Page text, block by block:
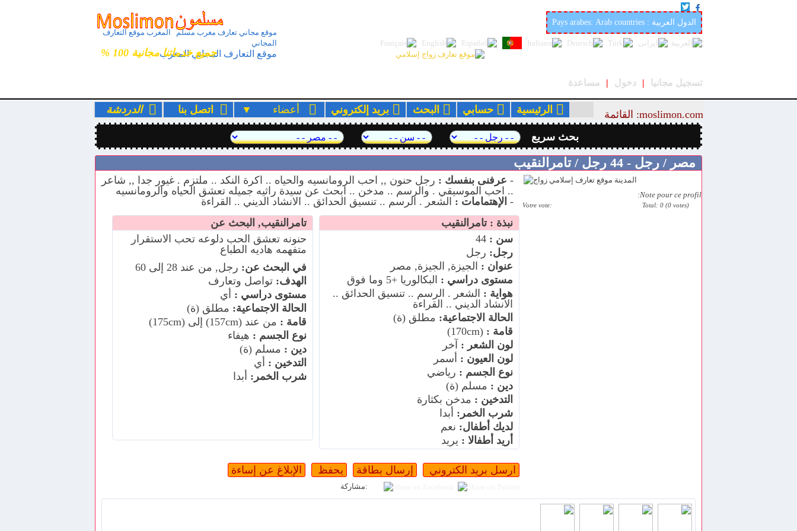
جميع خدماتنا مجانية 100 %
موقع مجاني تعارف مغرب مسلم المغرب موقع التعارف
المجاني
موقع التعارف المجاني المغرب
Pays arabes: Arab countries : الدول العربية
تسجيل مجانيا | دخول | مساعدة
moslimon.com: القائمة الرئيسية حسابي البحث بريد إلكتروني أعضاء اتصل بنا الدردشة
بحث سريع
مصر / رجل - 44 رجل / تامرالنقيب
Note pour ce profil:
Votre vote: Total: 0 (0 votes)
- عرفنى بنفسك : رجل حنون ,, احب الرومانسيه والحياه .. اكرة النكد .. ملتزم . غيور جدا ,, شاعر
.. احب الموسيقي . والرسم .. مدخن .. ابحث عن سيدة راثيه جميله تعشق الحياه والرومانسيه
- الإهتمامات : الشعر . الرسم .. تنسيق الحدائق .. الانشاد الديني .. القراءة
نبذة : تامرالنقيب
سن :
رجل: رجل
عنوان : الجيزة, الجيزة, مصر
مستوى دراسي : البكالوريا +5 وما فوق
هواية : الشعر . الرسم .. تنسيق الحدائق ..
الانشاد الديني .. القراءة
الحالة الاجتماعية: مطلق (ة)
قامة : (170cm)
لون الشعر : آخر
لون العيون : أسمر
نوع الجسم : رياضي
دين : مسلم (ة)
التدخين : مدخن بكثارة
شرب الخمر: أبدا
لديك أطفال: نعم
أريد أطفالا : يريد
تامرالنقيب, البحث عن
حنونه تعشق الحب دلوعه تحب الاستقرار
متفهمه هاديه الطباع
في البحث عن: رجل, من عند 28 إلى 60
الهدف:تواصل وتعارف
مستوى دراسي : أي
الحالة الاجتماعية: مطلق (ة)
قامة : من عند (157cm) إلى (175cm)
نوع الجسم : هيفاء
دين : مسلم (ة)
التدخين : أي
شرب الخمر: أبدا
مشاركة: